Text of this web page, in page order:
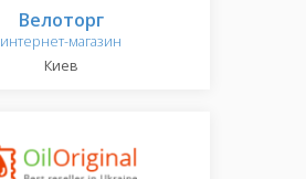
Велоторг
интернет-магазин
Киев